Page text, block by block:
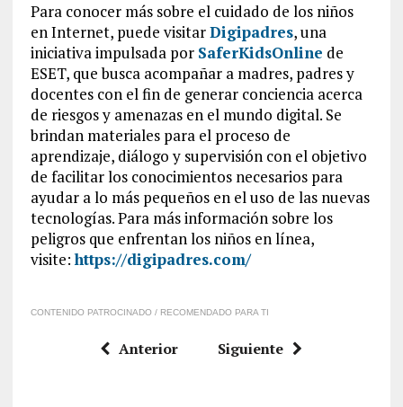
Para conocer más sobre el cuidado de los niños
en Internet, puede visitarDigipadres, una
iniciativa impulsada por SaferKidsOnline de
ESET, que busca acompañar a madres, padres y
docentes con el fin de generar conciencia acerca
de riesgos y amenazas en el mundo digital. Se
brindan materiales para el proceso de
aprendizaje, diálogo y supervisión con el objetivo
de facilitar los conocimientos necesarios para
ayudar a lo más pequeños en el uso de las nuevas
tecnologías. Para más información sobre los
peligros que enfrentan los niños en línea,
visite:https://digipadres.com/
CONTENIDO PATROCINADO / RECOMENDADO PARA TI
Anterior Siguiente